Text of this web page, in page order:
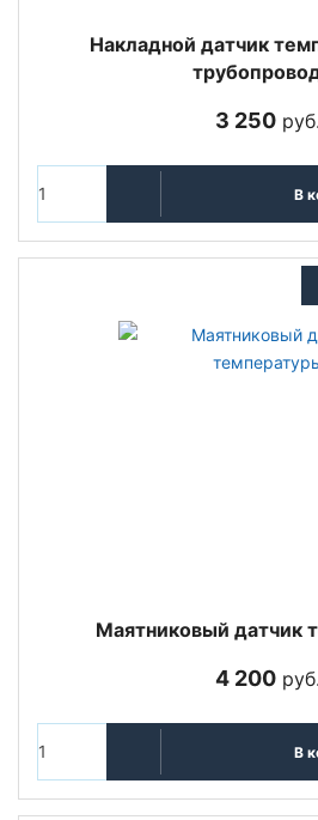
Накладной датчик
3 250 руб.
В
Маятниковый датчик
4 200 руб.
В